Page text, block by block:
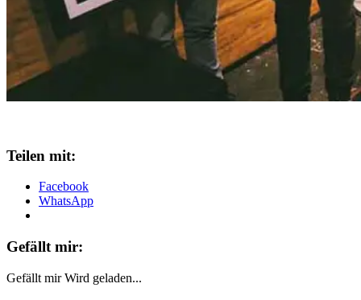
Teilen mit:
Facebook
WhatsApp
Gefällt mir:
Gefällt mir Wird geladen...